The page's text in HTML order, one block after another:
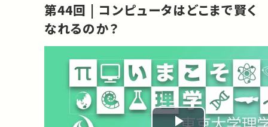
第44回 | コンピュータはどこまで賢く
なれるのか？